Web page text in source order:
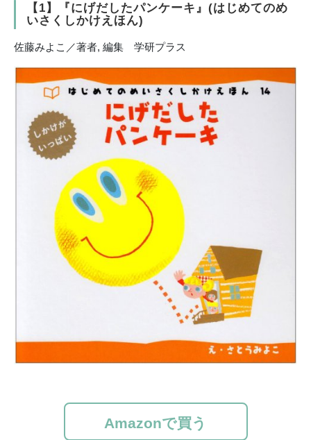
【1】『にげだしたパンケーキ』(はじめてのめ
いさくしかけえほん)
佐藤みよこ／著者, 編集 学研プラス
Amazonで買う